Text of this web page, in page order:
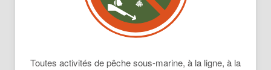
Toutes activités de pêche sous-marine, à la ligne, à la